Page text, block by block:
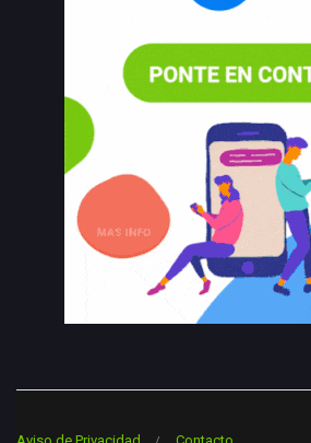
Aviso de Privacidad Contacto